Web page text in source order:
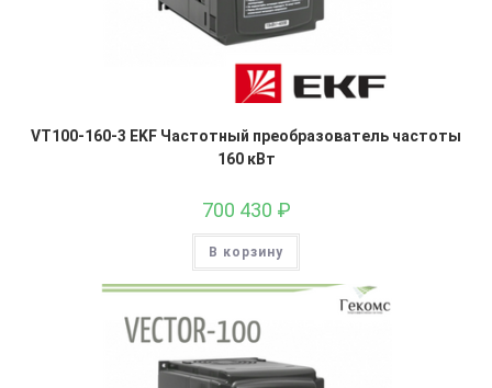
VT100-160-3 EKF Частотный преобразователь частоты
160 кВт
700 430 ₽
В корзину